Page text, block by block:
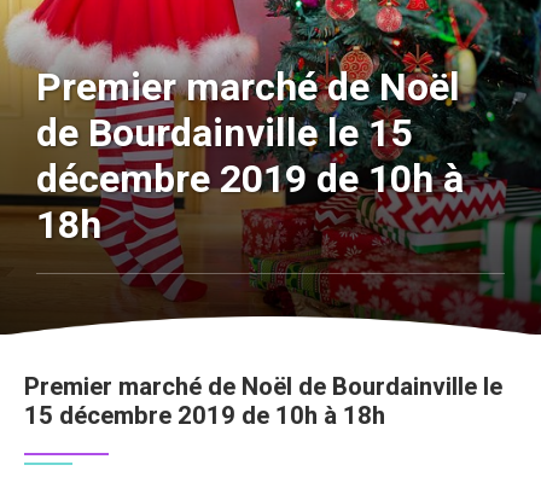
Premier marché de Noël
de Bourdainville le 15
décembre 2019 de 10h à
18h
Premier marché de Noël de Bourdainville le
15 décembre 2019 de 10h à 18h